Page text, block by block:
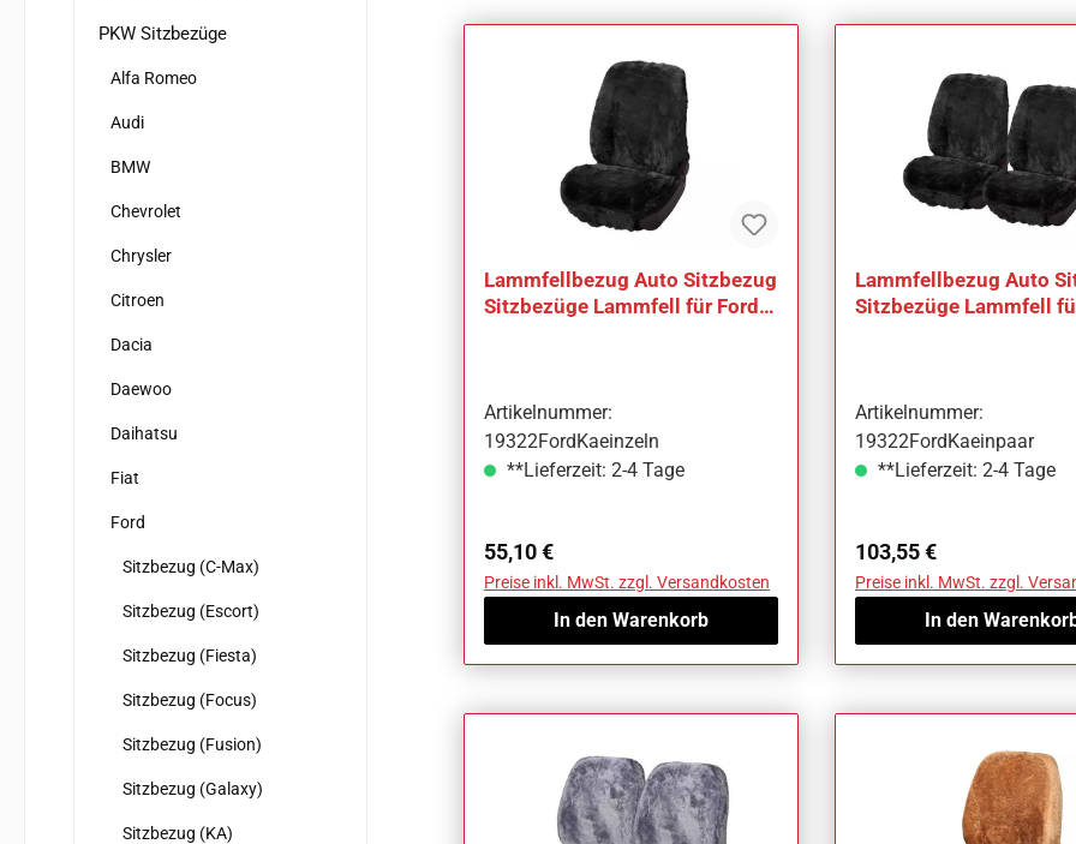
PKW Sitzbezüge
Alfa Romeo
Audi
BMW
Chevrolet
Chrysler
Citroen
Dacia
Daewoo
Daihatsu
Fiat
Ford
Sitzbezug (C-Max)
Sitzbezug (Escort)
Sitzbezug (Fiesta)
Sitzbezug (Focus)
Sitzbezug (Fusion)
Sitzbezug (Galaxy)
Sitzbezug (KA)
Lammfellbezug Auto Sitzbezug
Sitzbezüge Lammfell für Ford
Artikelnummer:
19322FordKaeinzeln
**Lieferzeit: 2-4 Tage
Regulärer Preis:
55,10 €
Preise inkl. MwSt. zzgl. Versandkosten
In den Warenkorb
Lammfellbezug Auto
Sitzbezüge Lammfell
Artikelnummer:
19322FordKaeinpaar
**Lieferzeit: 2-4 Tage
Regulärer Preis:
103,55 €
Preise inkl. MwSt. zzgl.
In den